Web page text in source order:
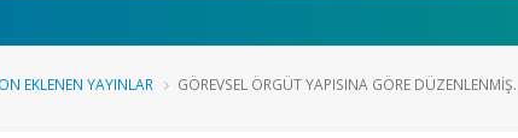
EKLENEN YAYINLAR GÖREVSEL ÖRGÜT YAPISINA GÖRE